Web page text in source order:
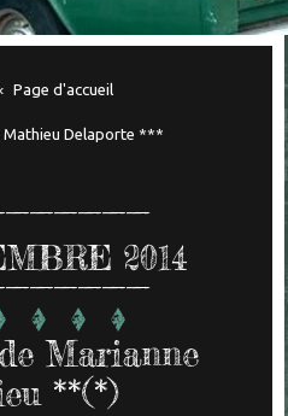
Page d'accueil
Mathieu Delaporte ***
2014
Marianne
**(*)